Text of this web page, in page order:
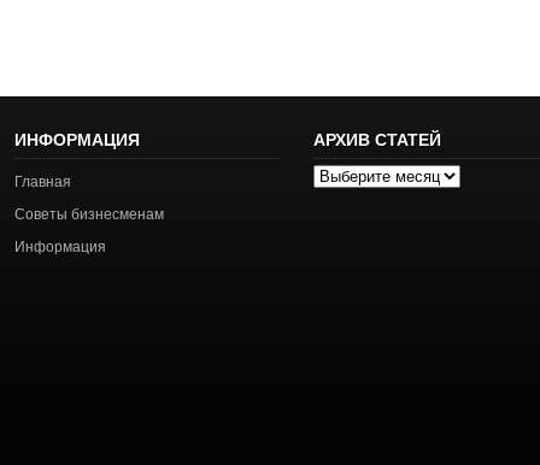
ИНФОРМАЦИЯ
Главная
Советы бизнесменам
Информация
АРХИВ СТАТЕЙ
Архив